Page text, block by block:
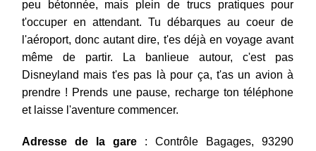
peu bétonnée, mais plein de trucs pratiques pour
t'occuper en attendant. Tu débarques au coeur de
l'aéroport, donc autant dire, t'es déjà en voyage avant
même de partir. La banlieue autour, c'est pas
Disneyland mais t'es pas là pour ça, t'as un avion à
prendre ! Prends une pause, recharge ton téléphone
et laisse l'aventure commencer.
Adresse de la gare : Contrôle Bagages, 93290